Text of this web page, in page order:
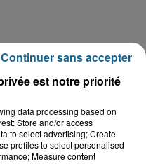
sur-Mer : Grégory Thil,
à...
face à l'élite pour
du renouveau
est notre priorité
data processing based on
Store and/or access
to select advertising; Create
profiles to select personalised
Measure content
Continuer sans accepter